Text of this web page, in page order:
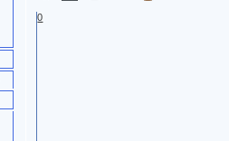
0